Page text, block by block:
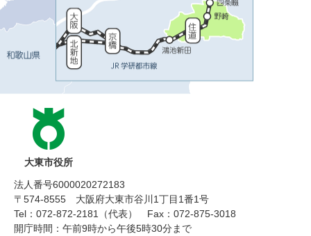
大東市役所
法人番号6000020272183
〒574-8555 大阪府大東市谷川1丁目1番1号
Tel：072-872-2181（代表）
Fax：072-875-3018
開庁時間：午前9時から午後5時30分まで